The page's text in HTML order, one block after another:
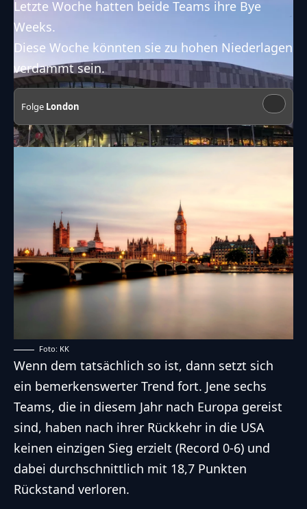
Letzte Woche hatten beide Teams ihre Bye
Weeks.
Diese Woche könnten sie zu hohen Niederlagen
verdammt sein.
Folge London
Foto: KK
Wenn dem tatsächlich so ist, dann setzt sich
ein bemerkenswerter Trend fort. Jene sechs
Teams, die in diesem Jahr nach Europa gereist
sind, haben nach ihrer Rückkehr in die USA
keinen einzigen Sieg erzielt (Record 0-6) und
dabei durchschnittlich mit 18,7 Punkten
Rückstand verloren.